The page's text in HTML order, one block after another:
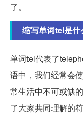
了。
缩写单词tel是什
单词tel代表了
语中，我们经常会
常生活中不可或缺
了大家共同理解的符